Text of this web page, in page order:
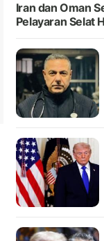
Iran dan Oman
Pelayaran Selat